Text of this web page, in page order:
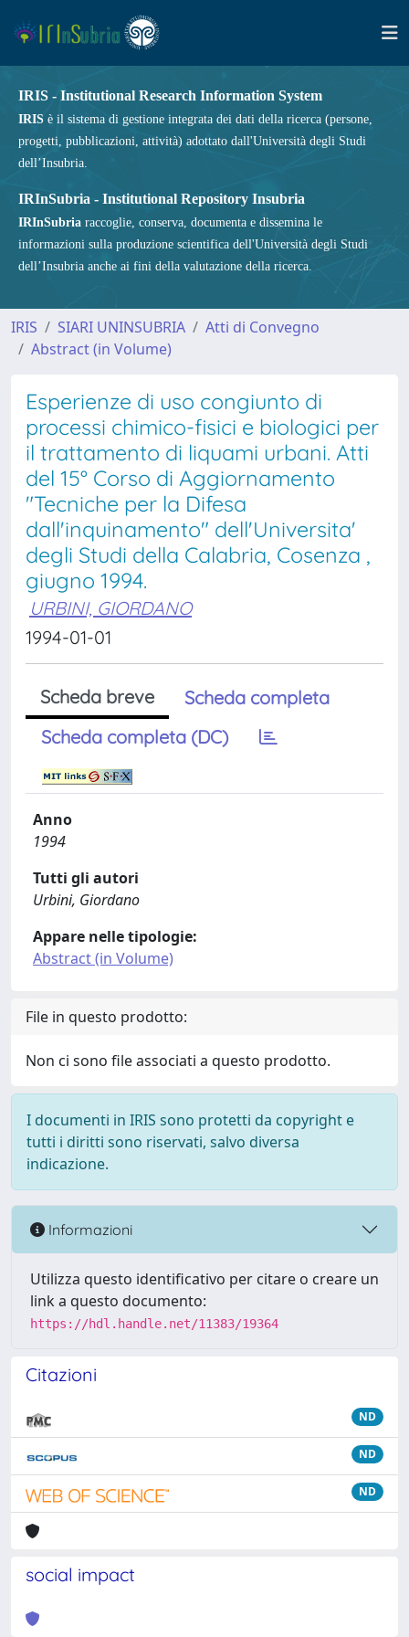
IRIS - Institutional Research Information System
IRIS è il sistema di gestione integrata dei dati della ricerca (persone,
progetti, pubblicazioni, attività) adottato dall'Università degli Studi
dell’Insubria.
IRInSubria - Institutional Repository Insubria
IRInSubria raccoglie, conserva, documenta e dissemina le
informazioni sulla produzione scientifica dell'Università degli Studi
dell’Insubria anche ai fini della valutazione della ricerca.
IRIS SIARI UNINSUBRIA
Atti di Convegno
Abstract (in Volume)
Esperienze di uso congiunto di
processi chimico-fisici e biologici per
il trattamento di liquami urbani. Atti
del 15° Corso di Aggiornamento
"Tecniche per la Difesa
dall'inquinamento" dell'Universita'
degli Studi della Calabria, Cosenza ,
giugno 1994.
URBINI, GIORDANO
1994-01-01
Scheda breve
Scheda completa
Scheda completa (DC)
Anno
1994
Tutti gli autori
Urbini, Giordano
Appare nelle tipologie:
Abstract (in Volume)
File in questo prodotto:
Non ci sono file associati a questo prodotto.
I documenti in IRIS sono protetti da copyright e
tutti i diritti sono riservati, salvo diversa
indicazione.
Informazioni
Utilizza questo identificativo per citare o creare un
link a questo documento:
https://hdl.handle.net/11383/19364
Citazioni
ND
ND
ND
social impact